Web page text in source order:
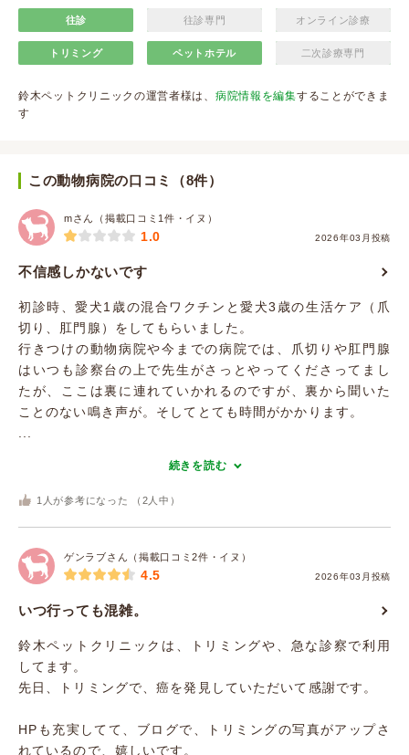
往診 往診専門 オンライン診療
トリミング ペットホテル 二次診療専門
鈴木ペットクリニックの運営者様は、 病院情報を編集することができま
す
この動物病院の口コミ（8件）
mさん（掲載口コミ1件・イヌ）
2026年03月投稿
1.0
不信感しかないです
初診時、愛犬1歳の混合ワクチンと愛犬3歳の生活ケア（爪
切り、肛門腺）をしてもらいました。
行きつけの動物病院や今までの病院では、爪切りや肛門腺
はいつも診察台の上で先生がさっとやってくださってまし
たが、ここは裏に連れていかれるのですが、裏から聞いた
ことのない鳴き声が。そしてとても時間がかかります。
続きを読む
1 人が参考になった （ 2 人中）
ゲンラブさん（掲載口コミ2件・イヌ）
2026年03月投稿
4.5
いつ行っても混雑。
鈴木ペットクリニックは、トリミングや、急な診察で利用
してます。
先日、トリミングで、癌を発見していただいて感謝です。
HPも充実してて、ブログで、トリミングの写真がアップさ
れているので、嬉しいです。